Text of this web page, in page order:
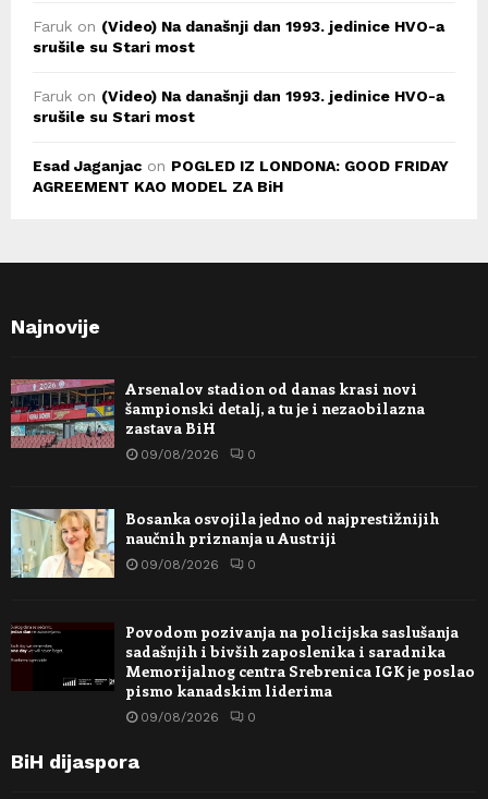
Faruk on (Video) Na današnji dan 1993. jedinice HVO-a
srušile su Stari most
Faruk on (Video) Na današnji dan 1993. jedinice HVO-a
srušile su Stari most
Esad Jaganjac on POGLED IZ LONDONA: GOOD FRIDAY
AGREEMENT KAO MODEL ZA BiH
Najnovije
Arsenalov stadion od danas krasi novi
šampionski detalj, a tu je i nezaobilazna
zastava BiH
09/08/2026 0
Bosanka osvojila jedno od najprestižnijih
naučnih priznanja u Austriji
09/08/2026 0
Povodom pozivanja na policijska saslušanja
sadašnjih i bivših zaposlenika i saradnika
Memorijalnog centra Srebrenica IGK je poslao
pismo kanadskim liderima
09/08/2026 0
BiH dijaspora